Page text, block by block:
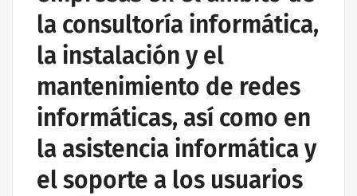
la consultoría informática,
la instalación y el
mantenimiento de redes
informáticas, así como en
la asistencia informática y
el soporte a los usuarios